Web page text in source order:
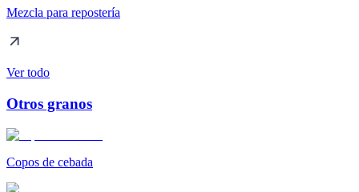
Mezcla para repostería
Ver todo
Otros granos
Copos de cebada